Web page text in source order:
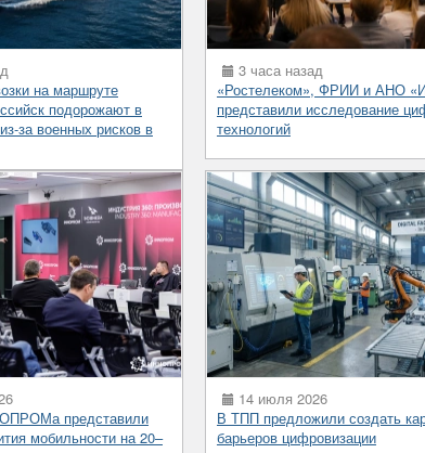
на маршруте
подорожают в
за военных рисков в
3 часа назад
«Ростелеком», ФРИИ и АНО
представили исследование
технологий
представили
мобильности на 20–
14 июля 2026
В ТПП предложили создать
барьеров цифровизации